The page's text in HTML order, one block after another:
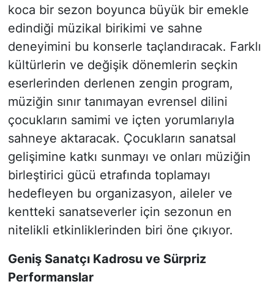
koca bir sezon boyunca büyük bir emekle
edindiği müzikal birikimi ve sahne
deneyimini bu konserle taçlandıracak. Farklı
kültürlerin ve değişik dönemlerin seçkin
eserlerinden derlenen zengin program,
müziğin sınır tanımayan evrensel dilini
çocukların samimi ve içten yorumlarıyla
sahneye aktaracak. Çocukların sanatsal
gelişimine katkı sunmayı ve onları müziğin
birleştirici gücü etrafında toplamayı
hedefleyen bu organizasyon, aileler ve
kentteki sanatseverler için sezonun en
nitelikli etkinliklerinden biri öne çıkıyor.
Geniş Sanatçı Kadrosu ve Sürpriz
Performanslar